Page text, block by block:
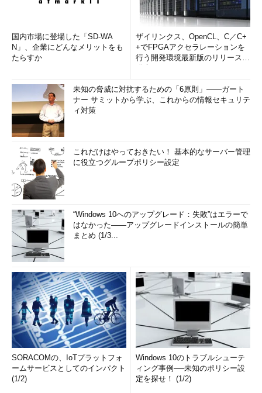
国内市場に登場した「SD-WA
N」、企業にどんなメリットをも
たらすか
ザイリンクス、OpenCL、C／C+
+でFPGAアクセラレーションを
行う開発環境最新版のリリースを
未知の脅威に対抗するための「6原則」――ガート
ナー サミットから学ぶ、これからの情報セキュリテ
ィ対策
これだけはやっておきたい！ 基本的なサーバー管理
に役立つグループポリシー設定
“Windows 10へのアップグレード：失敗”はエラーで
はなかった――アップグレードインストールの簡単
まとめ (1/3...
SORACOMの、IoTプラットフォ
ームサービスとしてのインパクト
(1/2)
Windows 10のトラブルシューテ
ィング事例──未知のポリシー設
定を探せ！ (1/2)